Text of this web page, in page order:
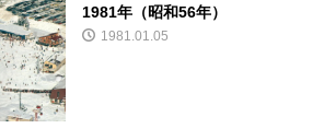
1981年（昭和56年）
1981.01.05